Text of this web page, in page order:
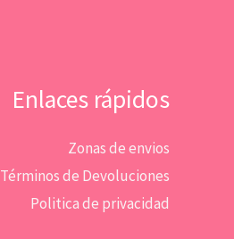
Enlaces rápidos
Zonas de envios
Términos de Devoluciones
Politica de privacidad